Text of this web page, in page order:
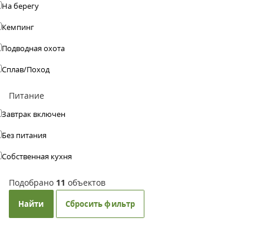
На берегу
Кемпинг
Подводная охота
Сплав/Поход
Питание
Завтрак включен
Без питания
Собственная кухня
Подобрано 11 объектов
Найти Сбросить фильтр